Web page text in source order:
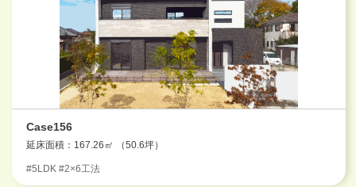
Case156
延床面積：167.26㎡ （50.6坪）
#5LDK #2×6工法